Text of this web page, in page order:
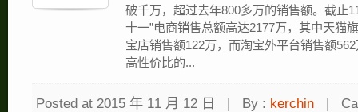
破千万，超过去年800多万的销售额。截止
十一”电商销售总额高达2177万，其中天猫
宝店销售额122万，而淘宝外平台销售额
高性价比的...
Posted at 2015 年 11 月 12 日 | By : kerchin |